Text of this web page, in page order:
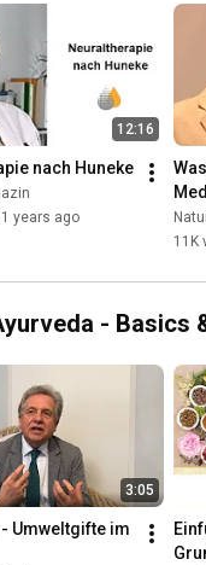
12:16
nach Huneke
years ago
11K
- Basics
3:05
Umweltgifte im